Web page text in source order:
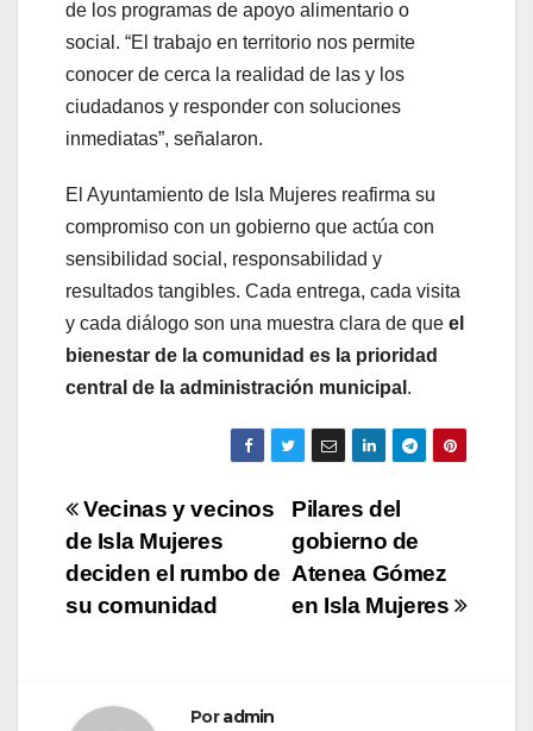
de los programas de apoyo alimentario o
social. “El trabajo en territorio nos permite
conocer de cerca la realidad de las y los
ciudadanos y responder con soluciones
inmediatas”, señalaron.
El Ayuntamiento de Isla Mujeres reafirma su
compromiso con un gobierno que actúa con
sensibilidad social, responsabilidad y
resultados tangibles. Cada entrega, cada visita
y cada diálogo son una muestra clara de que el
bienestar de la comunidad es la prioridad
central de la administración municipal .
Navegación
de
entradas
Pilares del
gobierno de
Atenea Gómez
en Isla Mujeres
Vecinas y vecinos
de Isla Mujeres
deciden el rumbo de
su comunidad
Poradmin